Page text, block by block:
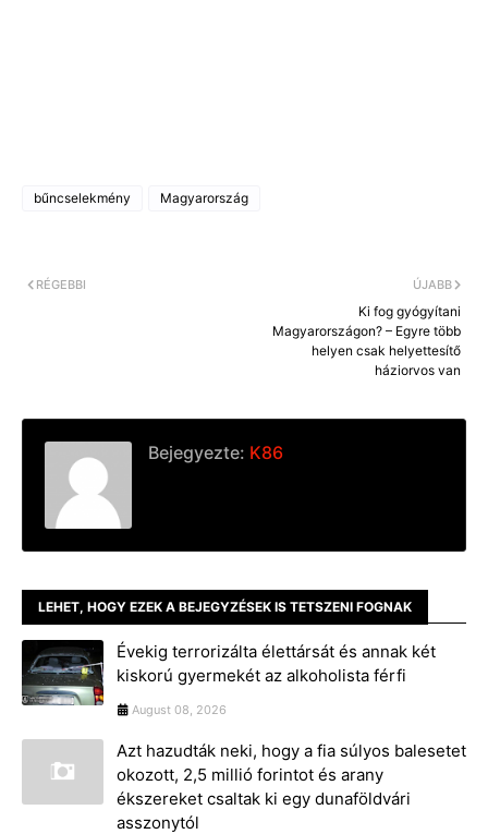
bűncselekmény Magyarország
ÚJABB
Ki fog gyógyítani
Magyarországon? – Egyre több
helyen csak helyettesítő
háziorvos van
RÉGEBBI
Bejegyezte: K86
LEHET, HOGY EZEK A BEJEGYZÉSEK IS TETSZENI FOGNAK
Évekig terrorizálta élettársát és annak két
kiskorú gyermekét az alkoholista férfi
August 08, 2026
Azt hazudták neki, hogy a fia súlyos balesetet
okozott, 2,5 millió forintot és arany
ékszereket csaltak ki egy dunaföldvári
asszonytól